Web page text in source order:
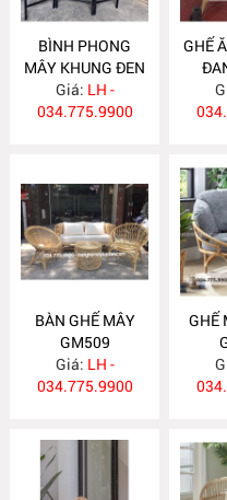
BÌNH PHONG
MÂY KHUNG ĐEN
BP17
Giá: LH -
034.775.9900
GHẾ
BÀN GHẾ MÂY
GM509
Giá: LH -
034.775.9900
GHẾ